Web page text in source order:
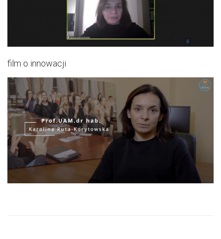
film o innowacji